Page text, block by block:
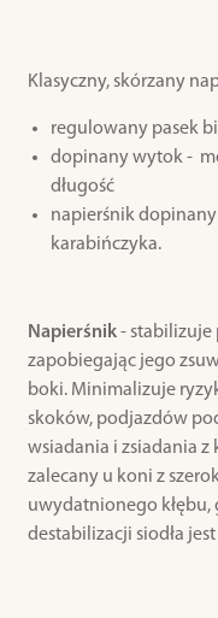
Klasyczny, skórzany
regulowany pasek
dopinany wytok -
długość
napierśnik
karabińczyka.
Napierśnik- stabilizuje
zapobiegając jego
boki. Minimalizuje
skoków, podjazdów
wsiadania i zsiadania z
zalecany u koni z
uwydatnionego
destabilizacji siodła